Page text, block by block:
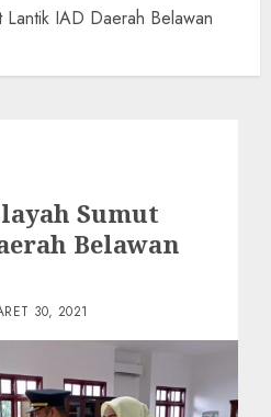
Lantik IAD Daerah Belawan
Sumut
Belawan
30, 2021